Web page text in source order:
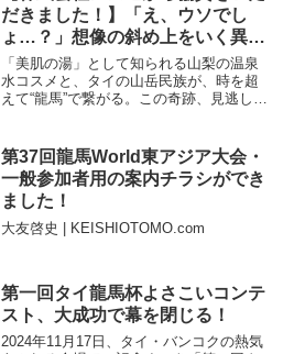
伝わってくるよう...
だきました！】「え、ウソでし
ょ…？」想像の斜め上をいく異色
コラボが爆誕。
「美肌の湯」として知られる山梨の温泉
水コスメと、タイの山岳民族が、時を超
えて“龍馬”で繋がる。この奇跡、見逃し厳
ワードが繋がる未来を想像したことはあ
りますか？「そんなの、あ...
第37回龍馬World東アジア大会・
一般参加者用の案内チラシができ
ました！
大友啓史 | KEISHIOTOMO.com
第一回タイ龍馬杯よさこいコンテ
スト、大成功で幕を閉じる！
2024年11月17日、タイ・バンコクの熱気